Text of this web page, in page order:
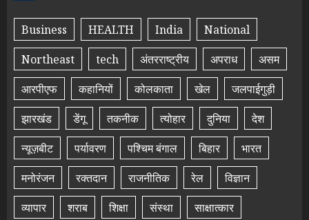
Business HEALTH India
National
Northeast
tech अंतरराष्ट्रीय अपराध
असम
आरपीएफ
कहानियों कोलकाता खेल
जलपाईगुड़ी
झारखंड
डेंगू तकनीक त्योहार दुनिया
देश
न्यूज़बीट
पर्यावरण पश्चिम बंगाल बिहार
भारत
मनोरंजन
रक्तदान राजनीतिक रेल
विज्ञान
व्यापार
शराब शिक्षा संस्था साक्षात्कार